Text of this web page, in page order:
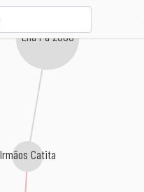
Irmãos Catita
Ena Pá 2000